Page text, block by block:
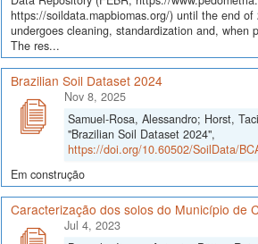
https://soildata.mapbiomas.org/) until the end
undergoes cleaning, standardization and, when
The res...
Brazilian Soil Dataset 2024
Nov 8, 2025
Samuel-Rosa, Alessandro; Horst,
"Brazilian Soil Dataset 2024",
https://doi.org/10.60502/SoilData/
Em construção
Caracterização dos solos do Município de
Jul 4, 2023